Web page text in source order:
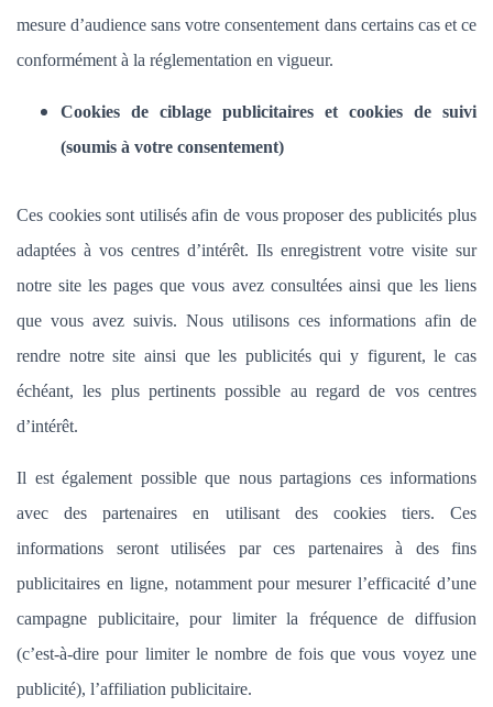
mesure d’audience sans votre consentement dans certains cas et ce
conformément à la réglementation en vigueur.
Cookies de ciblage publicitaires et cookies de suivi
(soumis à votre consentement)
Ces cookies sont utilisés afin de vous proposer des publicités plus
adaptées à vos centres d’intérêt. Ils enregistrent votre visite sur
notre site les pages que vous avez consultées ainsi que les liens
que vous avez suivis. Nous utilisons ces informations afin de
rendre notre site ainsi que les publicités qui y figurent, le cas
échéant, les plus pertinents possible au regard de vos centres
d’intérêt.
Il est également possible que nous partagions ces informations
avec des partenaires en utilisant des cookies tiers. Ces
informations seront utilisées par ces partenaires à des fins
publicitaires en ligne, notamment pour mesurer l’efficacité d’une
campagne publicitaire, pour limiter la fréquence de diffusion
(c’est-à-dire pour limiter le nombre de fois que vous voyez une
publicité), l’affiliation publicitaire.